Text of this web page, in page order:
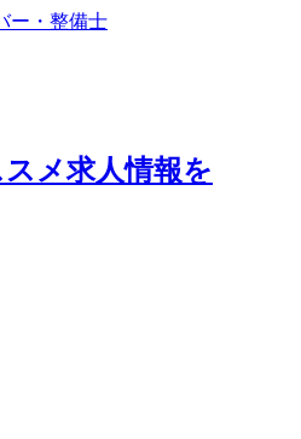
ー・整備士
メ求人情報を